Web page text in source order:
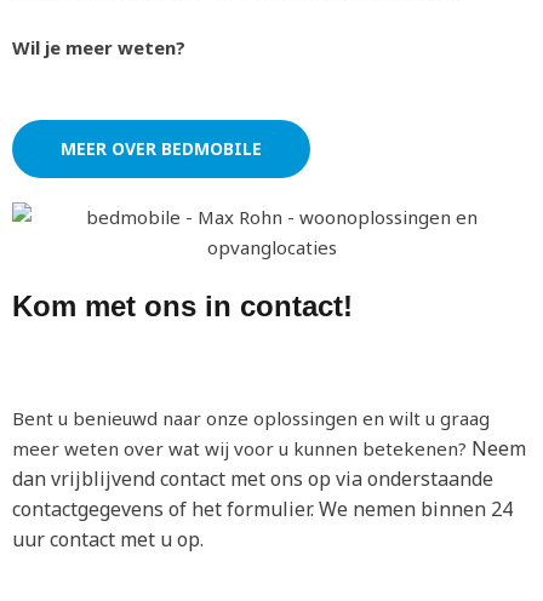
Wil je meer weten?
MEER OVER BEDMOBILE
Kom met ons in contact!
Bent u benieuwd naar onze oplossingen en wilt u graag
meer weten over wat wij voor u kunnen betekenen? Neem
dan vrijblijvend contact met ons op via onderstaande
contactgegevens of het formulier. We nemen binnen 24
uur contact met u op.